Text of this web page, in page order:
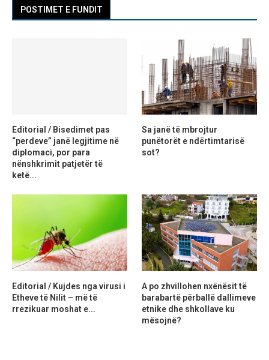
POSTIMET E FUNDIT
Editorial / Bisedimet pas
“perdeve” janë legjitime në
diplomaci, por para
nënshkrimit patjetër të
ketë...
Sa janë të mbrojtur
punëtorët e ndërtimtarisë
sot?
Editorial / Kujdes nga virusi i
Etheve të Nilit – më të
rrezikuar moshat e...
A po zhvillohen nxënësit të
barabartë përballë dallimeve
etnike dhe shkollave ku
mësojnë?